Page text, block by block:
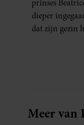
prinses
dieper
dat zijn gezin
Meer van